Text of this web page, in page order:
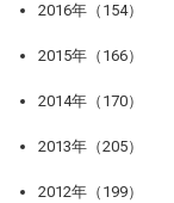
2016年（154）
2015年（166）
2014年（170）
2013年（205）
2012年（199）